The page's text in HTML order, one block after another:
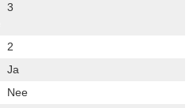
3
2
Ja
Nee